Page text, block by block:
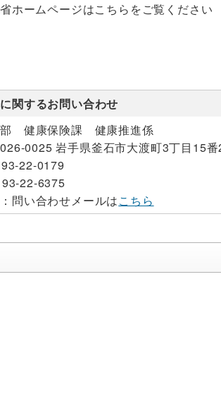
ホームページはこちらをご覧ください
関するお問い合わせ
部 健康保険課 健康推進係
0025 岩手県釜石市大渡町3丁目15
22-0179
22-6375
問い合わせメールはこちら